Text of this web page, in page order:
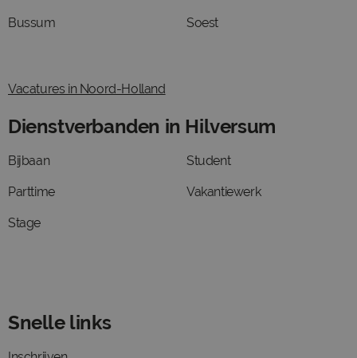
Bussum Soest
Vacatures in Noord-Holland
Dienstverbanden in Hilversum
Bijbaan
Parttime
Stage
Student
Vakantiewerk
Snelle links